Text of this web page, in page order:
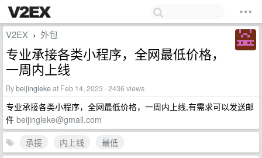
V2EX › 外包
专业承接各类小程序，全网最低价格，
一周内上线
Bybeijinglekeat Feb 14, 2023 · 2436 views
专业承接各类小程序，全网最低价格，一周内上线,有需求可以发送邮
件 beijingleke@gmail.com
承接
内上线
最低